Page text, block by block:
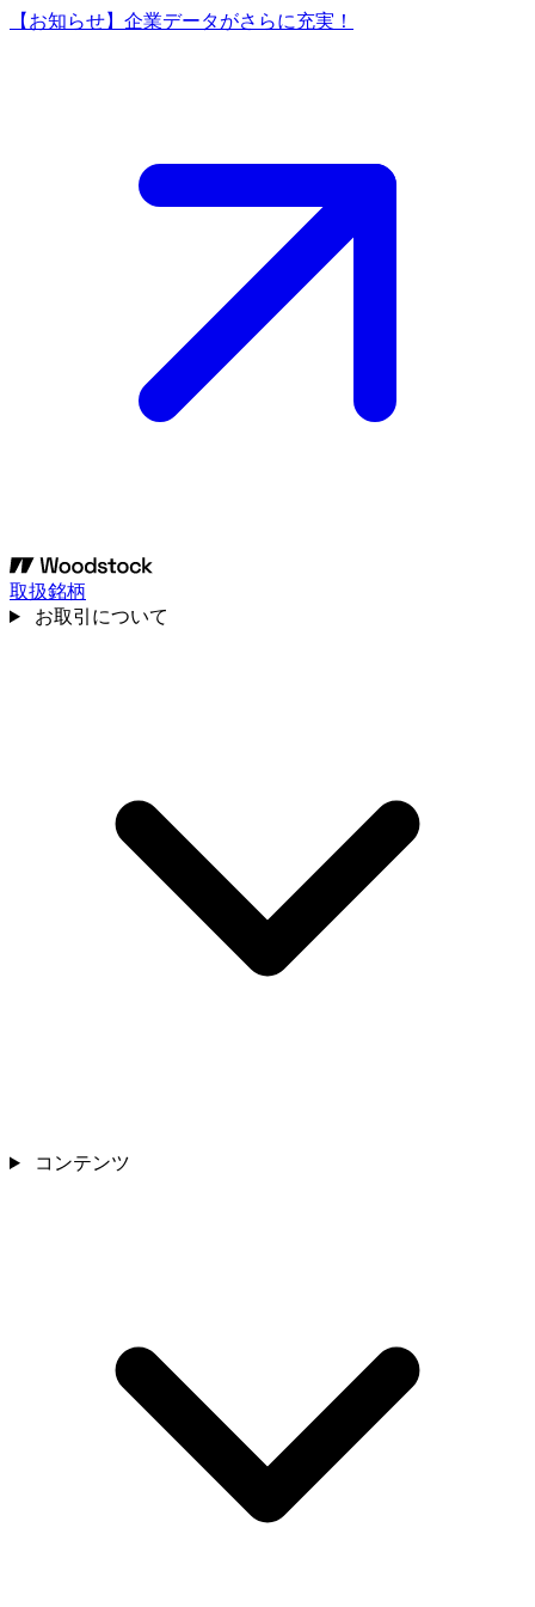
【お知らせ】企業データがさらに充実！
取扱銘柄
お取引について
コンテンツ